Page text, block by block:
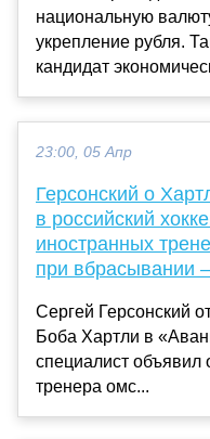
национальную
укрепление рубля.
кандидат
23:00, 05 Апр
Герсонский о
в российский
иностранных
при вбрасывании
Сергей Герсонский
Боба Хартли в
специалист объявил
тренера омс...